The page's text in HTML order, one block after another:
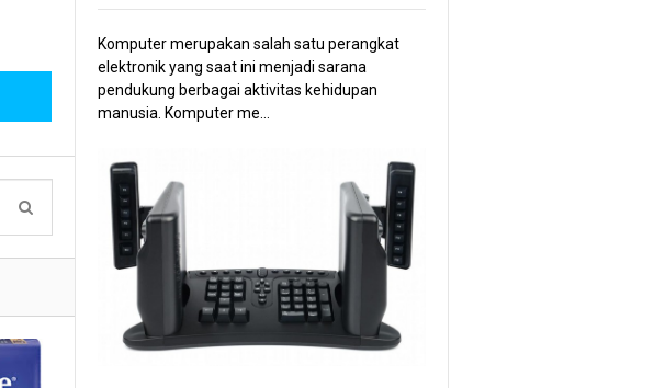
Komputer merupakan salah satu perangkat
elektronik yang saat ini menjadi sarana
pendukung berbagai aktivitas kehidupan
manusia. Komputer me...